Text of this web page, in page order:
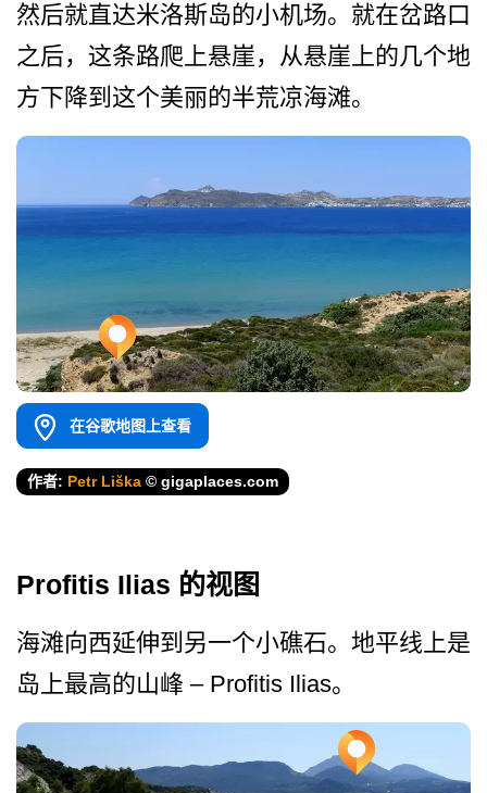
然后就直达米洛斯­岛的小机场。就在岔路口
之后，这条路爬上悬崖，从悬­崖上的几个地
方下降到这个美丽的半荒凉海滩。
在谷歌地图上查看
作者: Petr Liška © gigaplaces.com
Profitis Ilias 的视图
海滩向西延伸到另一个小礁石­。地平线上是
岛上最高的山峰 – Profitis Ilias。